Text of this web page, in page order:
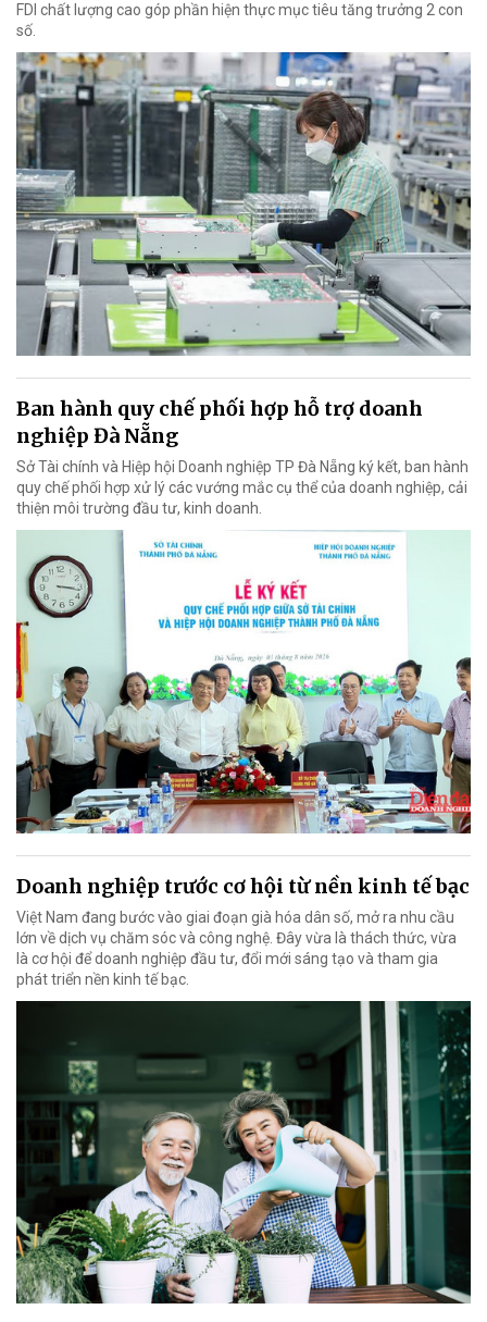
FDI chất lượng cao góp phần hiện thực mục tiêu tăng trưởng 2 con
số.
Ban hành quy chế phối hợp hỗ trợ doanh
nghiệp Đà Nẵng
Sở Tài chính và Hiệp hội Doanh nghiệp TP Đà Nẵng ký kết, ban hành
quy chế phối hợp xử lý các vướng mắc cụ thể của doanh nghiệp, cải
thiện môi trường đầu tư, kinh doanh.
Doanh nghiệp trước cơ hội từ nền kinh tế bạc
Việt Nam đang bước vào giai đoạn già hóa dân số, mở ra nhu cầu
lớn về dịch vụ chăm sóc và công nghệ. Đây vừa là thách thức, vừa
là cơ hội để doanh nghiệp đầu tư, đổi mới sáng tạo và tham gia
phát triển nền kinh tế bạc.